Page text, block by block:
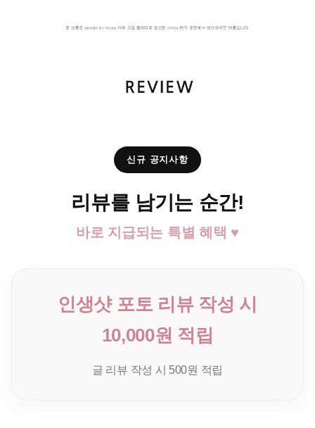
신규 공지사항
리뷰를 남기는 순간!
바로 지급되는 특별 혜택 ♥
인생샷 포토 리뷰 작성 시
10,000원 적립
글 리뷰 작성 시 500원 적립